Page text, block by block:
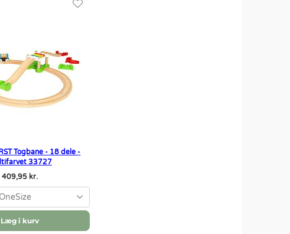
Togbane - 18 dele -
33727
409,95 kr.
Læg i kurv